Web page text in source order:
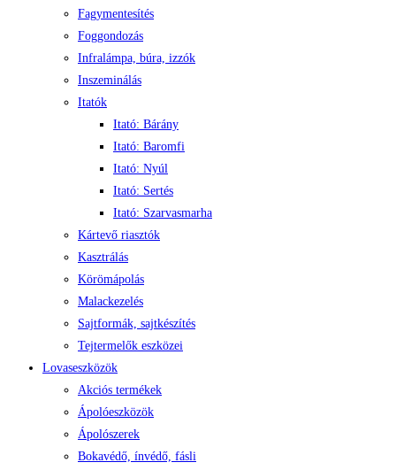
Fagymentesítés
Foggondozás
Infralámpa, búra, izzók
Inszeminálás
Itatók
Itató: Bárány
Itató: Baromfi
Itató: Nyúl
Itató: Sertés
Itató: Szarvasmarha
Kártevő riasztók
Kasztrálás
Körömápolás
Malackezelés
Sajtformák, sajtkészítés
Tejtermelők eszközei
Lovaseszközök
Akciós termékek
Ápolóeszközök
Ápolószerek
Bokavédő, ínvédő, fásli